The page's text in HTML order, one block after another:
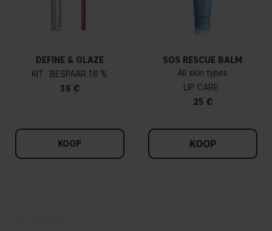
DEFINE & GLAZE
KIT
16 %
36 €
KOOP
SOS RESCUE BALM
All skin types
LIP CARE
25 €
KOOP